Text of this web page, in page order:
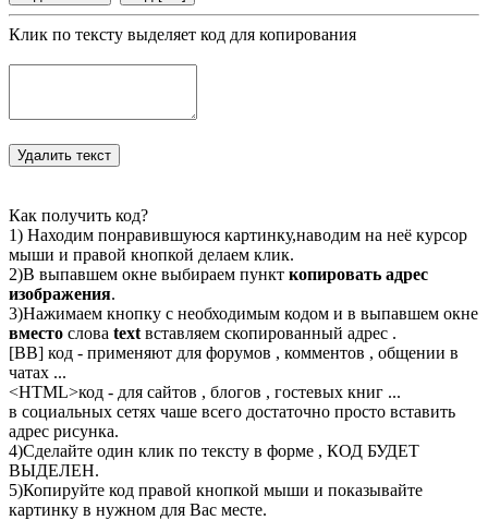
Клик по тексту выделяет код для копирования
Как получить код?
1) Находим понравившуюся картинку,наводим на неё курсор
мыши и правой кнопкой делаем клик.
2)В выпавшем окне выбираем пункт копировать адрес
изображения.
3)Нажимаем кнопку с необходимым кодом и в выпавшем окне
вместо слова text вставляем скопированный адрес .
[BB] код - применяют для форумов , комментов , общении в
чатах ...
<HTML>код - для сайтов , блогов , гостевых книг ...
в социальных сетях чаше всего достаточно просто вставить
адрес рисунка.
4)Сделайте один клик по тексту в форме , КОД БУДЕТ
ВЫДЕЛЕН.
5)Копируйте код правой кнопкой мыши и показывайте
картинку в нужном для Вас месте.